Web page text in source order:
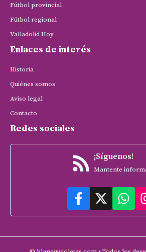
Fútbol provincial
Fútbol regional
Valladolid Hoy
Enlaces de interés
Historia
Quiénes somos
Aviso legal
Contacto
Redes sociales
¡Síguenos!
Mantente